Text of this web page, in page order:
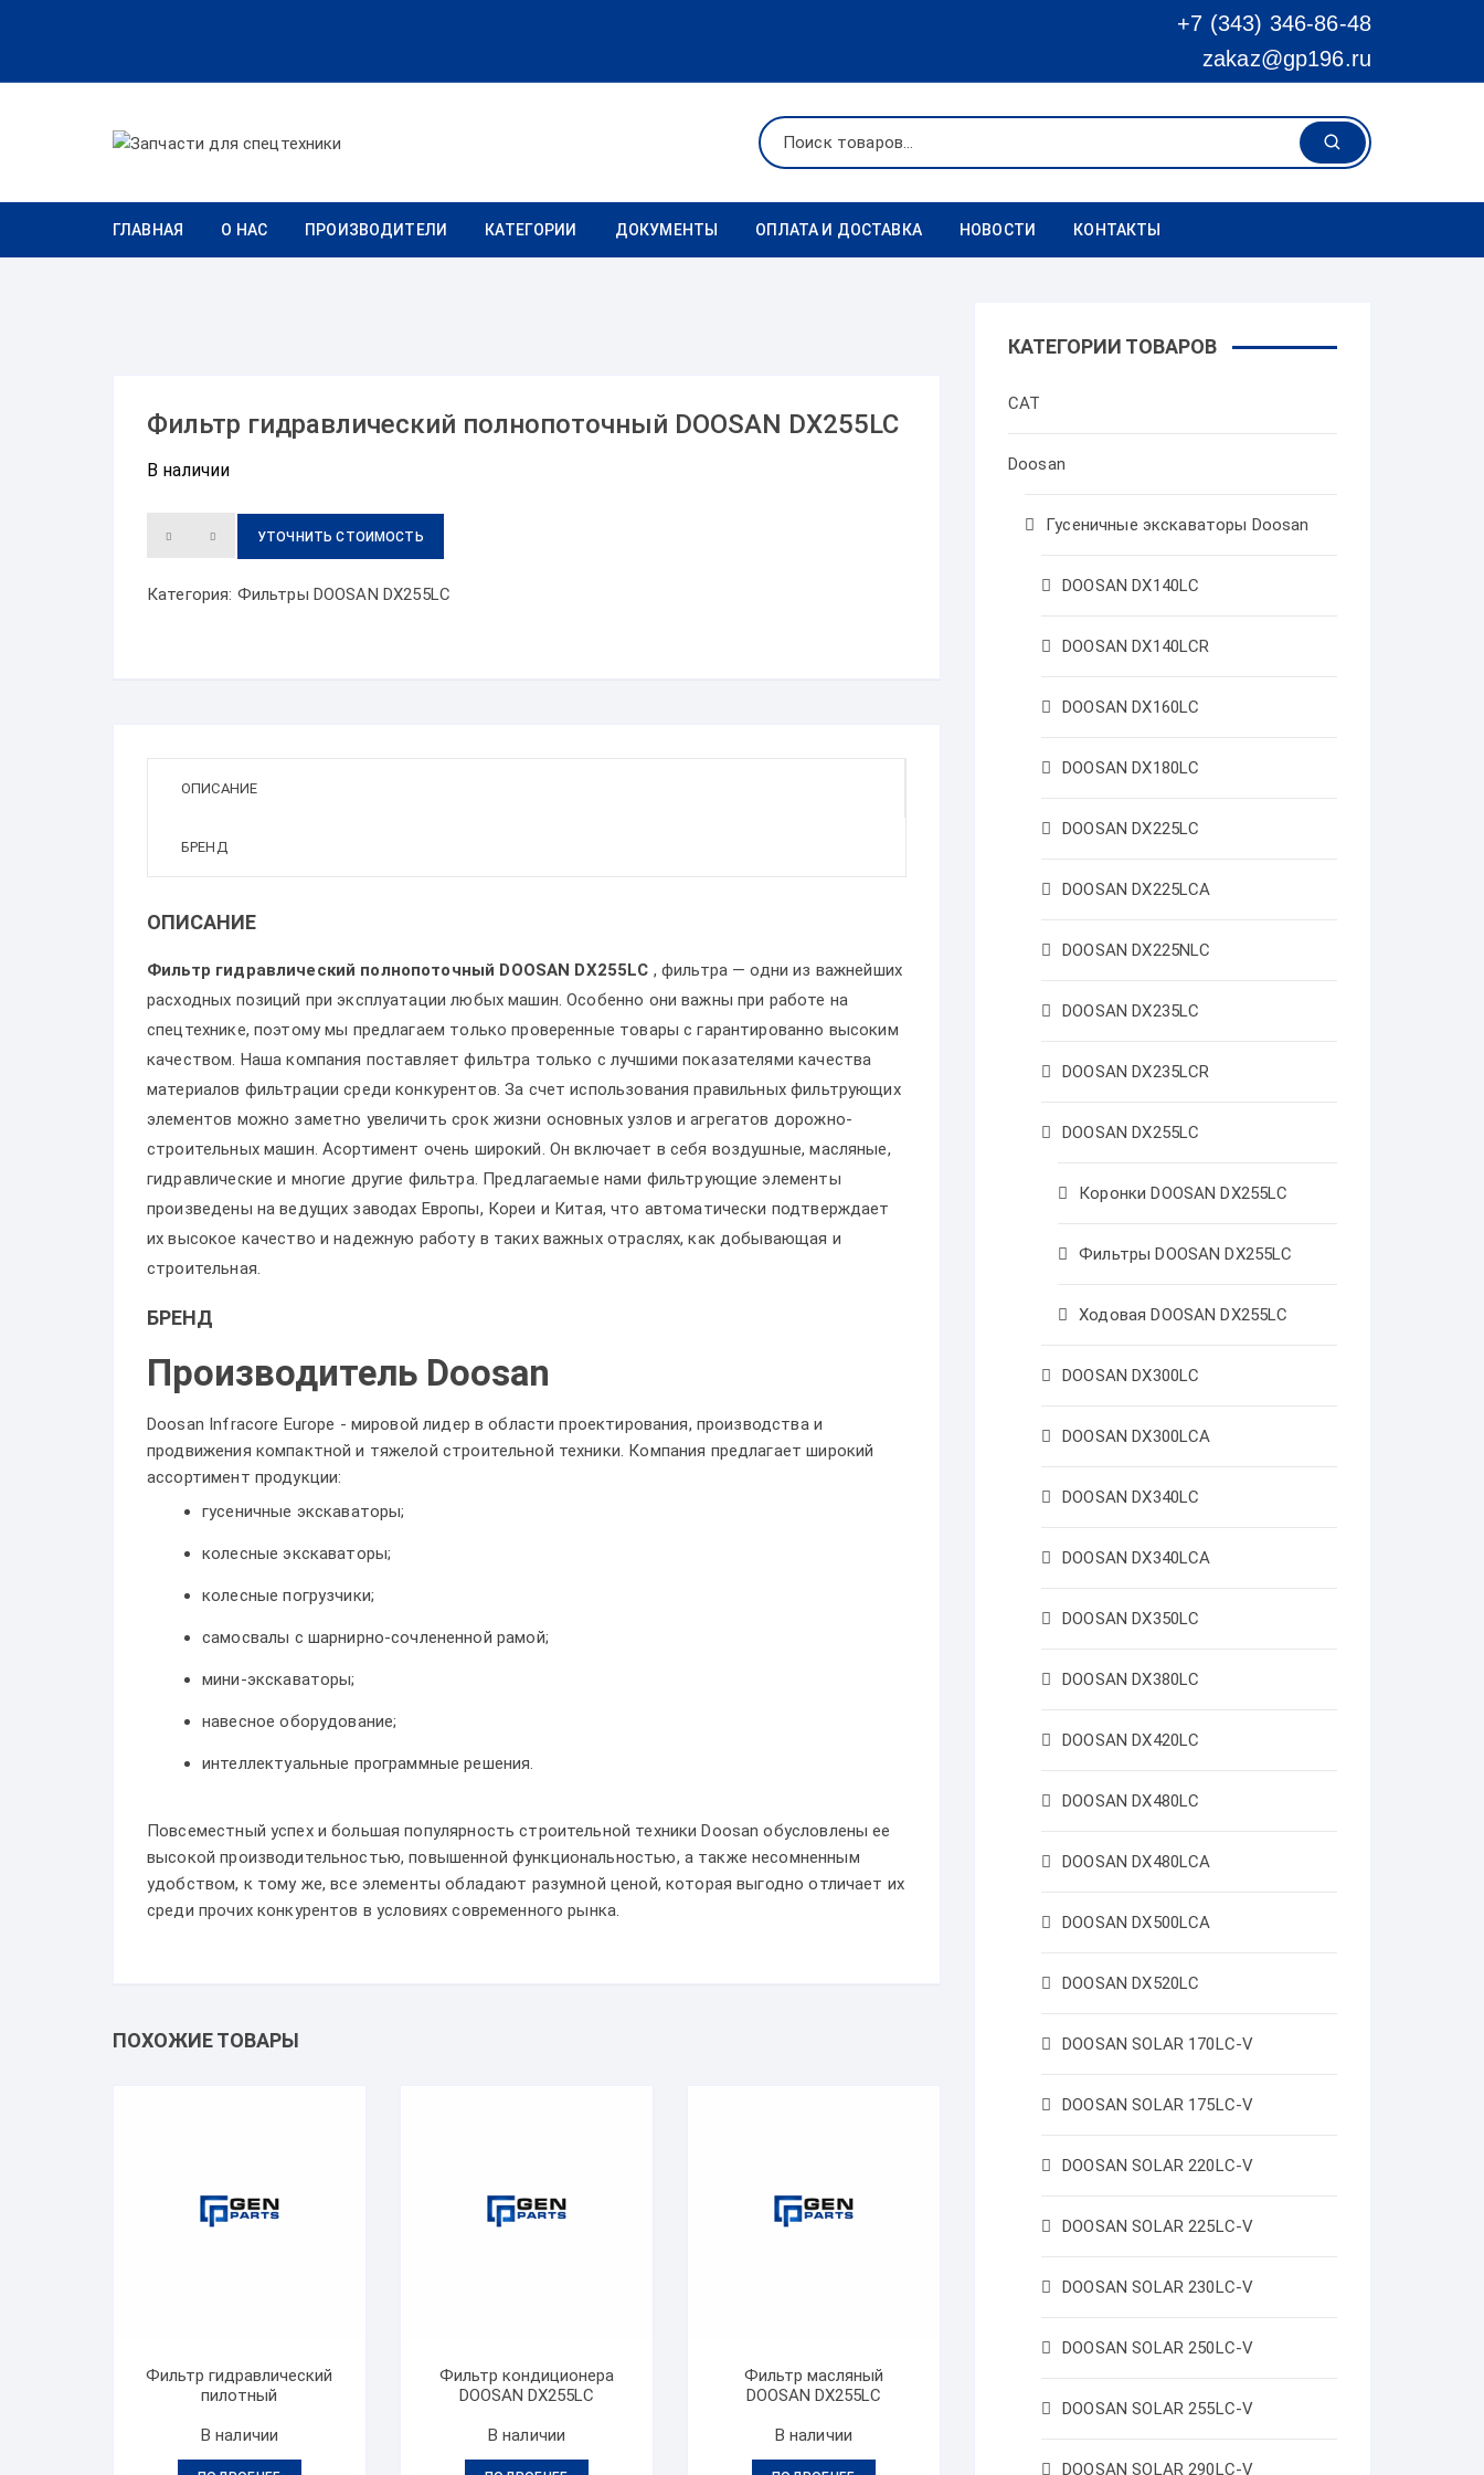
+7 (343) 346-86-48
zakaz@gp196.ru
ГЛАВНАЯ О НАС ПРОИЗВОДИТЕЛИ КАТЕГОРИИ ДОКУМЕНТЫ ОПЛАТА И ДОСТАВКА НОВОСТИ КОНТАКТЫ
Фильтр гидравлический полнопоточный DOOSAN DX255LC
В наличии
УТОЧНИТЬ СТОИМОСТЬ
Категория: Фильтры DOOSAN DX255LC
ОПИСАНИЕ
БРЕНД
ОПИСАНИЕ
Фильтр гидравлический полнопоточный DOOSAN DX255LC , фильтра — одни из важнейших
расходных позиций при эксплуатации любых машин. Особенно они важны при работе на
спецтехнике, поэтому мы предлагаем только проверенные товары с гарантированно высоким
качеством. Наша компания поставляет фильтра только с лучшими показателями качества
материалов фильтрации среди конкурентов. За счет использования правильных фильтрующих
элементов можно заметно увеличить срок жизни основных узлов и агрегатов дорожно-
строительных машин. Асортимент очень широкий. Он включает в себя воздушные, масляные,
гидравлические и многие другие фильтра. Предлагаемые нами фильтрующие элементы
произведены на ведущих заводах Европы, Кореи и Китая, что автоматически подтверждает
их высокое качество и надежную работу в таких важных отраслях, как добывающая и
строительная.
БРЕНД
Производитель Doosan
Doosan Infracore Europe - мировой лидер в области проектирования, производства и
продвижения компактной и тяжелой строительной техники. Компания предлагает широкий
ассортимент продукции:
гусеничные экскаваторы;
колесные экскаваторы;
колесные погрузчики;
самосвалы с шарнирно-сочлененной рамой;
мини-экскаваторы;
навесное оборудование;
интеллектуальные программные решения.
Повсеместный успех и большая популярность строительной техники Doosan обусловлены ее
высокой производительностью, повышенной функциональностью, а также несомненным
удобством, к тому же, все элементы обладают разумной ценой, которая выгодно отличает их
среди прочих конкурентов в условиях современного рынка.
ПОХОЖИЕ ТОВАРЫ
Фильтр гидравлический
пилотный
В наличии
Фильтр кондиционера
DOOSAN DX255LC
В наличии
Фильтр масляный
DOOSAN DX255LC
В наличии
КАТЕГОРИИ ТОВАРОВ
CAT
Doosan
Гусеничные экскаваторы Doosan
DOOSAN DX140LC
DOOSAN DX140LCR
DOOSAN DX160LC
DOOSAN DX180LC
DOOSAN DX225LC
DOOSAN DX225LCA
DOOSAN DX225NLC
DOOSAN DX235LC
DOOSAN DX235LCR
DOOSAN DX255LC
Коронки DOOSAN DX255LC
Фильтры DOOSAN DX255LC
Ходовая DOOSAN DX255LC
DOOSAN DX300LC
DOOSAN DX300LCA
DOOSAN DX340LC
DOOSAN DX340LCA
DOOSAN DX350LC
DOOSAN DX380LC
DOOSAN DX420LC
DOOSAN DX480LC
DOOSAN DX480LCA
DOOSAN DX500LCA
DOOSAN DX520LC
DOOSAN SOLAR 170LC-V
DOOSAN SOLAR 175LC-V
DOOSAN SOLAR 220LC-V
DOOSAN SOLAR 225LC-V
DOOSAN SOLAR 230LC-V
DOOSAN SOLAR 250LC-V
DOOSAN SOLAR 255LC-V
DOOSAN SOLAR 290LC-V